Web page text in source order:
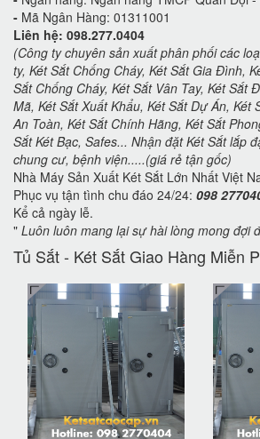
- Mã Ngân Hàng: 01311001
Liên hệ: 098.277.0404
(Công ty chuyên sản xuất phân phối các
ty, Két Sắt Chống Cháy, Két Sắt Gia Đình,
Sắt Chống Cháy, Két Sắt Vân Tay, Két Sắt
Mã, Két Sắt Xuất Khẩu, Két Sắt Dự Án, Két
An Toàn, Két Sắt Chính Hãng, Két Sắt
Sắt Két Bạc, Safes... Nhận đặt Két Sắt lắp
chung cư, bệnh viện.....(giá rẻ tận gốc)
Nhà Máy Sản Xuất Két Sắt Lớn Nhất Việt
Phục vụ tận tình chu đáo 24/24: 098
Kể cả ngày lễ.
" Luôn luôn mang lại sự hài lòng mong đợi
Tủ Sắt - Két Sắt Giao Hàng Miễn